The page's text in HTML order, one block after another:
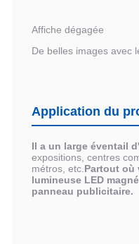
Affiche dégagée
De belles images avec
Application du
Il a un large éventail
expositions, centres
métros, etc. Partout où
lumineuse LED
panneau publicitaire.